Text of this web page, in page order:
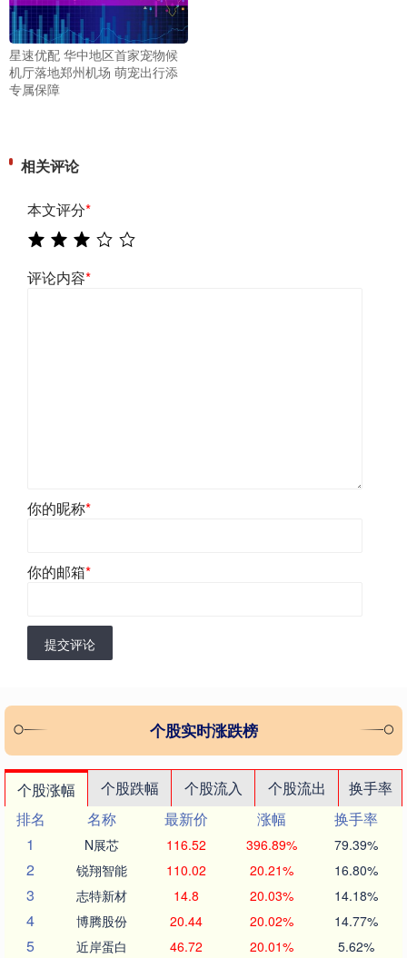
星速优配 华中地区首家宠物候
机厅落地郑州机场 萌宠出行添
专属保障
相关评论
本文评分*
评论内容*
你的昵称*
你的邮箱*
提交评论
个股实时涨跌榜
个股涨幅 个股跌幅 个股流入 个股流出
换手率
排名
名称 最新价 涨幅
换手率
1
N展芯 116.52 396.89% 79.39%
2 锐翔智能 110.02 20.21% 16.80%
3 志特新材 14.8 20.03% 14.18%
4 博腾股份 20.44 20.02% 14.77%
5 近岸蛋白 46.72 20.01% 5.62%